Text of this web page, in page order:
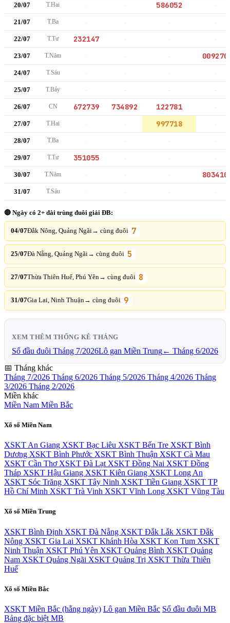
20/07 T.Hai - - 586052 -
21/07 T.Ba - - - -
22/07 T.Tư 232147 - - -
23/07 T.Năm - - - 009270
24/07 T.Sáu - - - -
25/07 T.Bảy - - - -
26/07 CN 672739 734892 122781 -
27/07 T.Hai - - 997718 -
28/07 T.Ba - - - -
29/07 T.Tư 351055 - - -
30/07 T.Năm - - - 803410
31/07 T.Sáu - - - -
🔴 Ngày có 2+ đài trùng đuôi giải ĐB:
04/07Đắk Nông, Quảng Ngãi→ cùng đuôi 7
25/07Đà Nẵng, Quảng Ngãi→ cùng đuôi 5
27/07Thừa Thiên Huế, Phú Yên→ cùng đuôi 8
31/07Gia Lai, Ninh Thuận→ cùng đuôi 9
XEM THÊM THỐNG KÊ THÁNG
Sổ đầu đuôi Tháng 7/2026Lô gan Miền Trung← Tháng 6/2026
📅 Tháng khác
Tháng 7/2026 Tháng 6/2026 Tháng 5/2026 Tháng 4/2026 Tháng
3/2026 Tháng 2/2026
Miền khác
Miền Nam Miền Bắc
Xổ số Miền Nam
XSKT An Giang XSKT Bạc Liêu XSKT Bến Tre XSKT Bình
Dương XSKT Bình Phước XSKT Bình Thuận XSKT Cà Mau
XSKT Cần Thơ XSKT Đà Lạt XSKT Đồng Nai XSKT Đồng
Tháp XSKT Hậu Giang XSKT Kiên Giang XSKT Long An
XSKT Sóc Trăng XSKT Tây Ninh XSKT Tiền Giang XSKT TP
Hồ Chí Minh XSKT Trà Vinh XSKT Vĩnh Long XSKT Vũng Tàu
Xổ số Miền Trung
XSKT Bình Định XSKT Đà Nẵng XSKT Đắk Lắk XSKT Đắk
Nông XSKT Gia Lai XSKT Khánh Hòa XSKT Kon Tum XSKT
Ninh Thuận XSKT Phú Yên XSKT Quảng Bình XSKT Quảng
Nam XSKT Quảng Ngãi XSKT Quảng Trị XSKT Thừa Thiên
Huế
Xổ số Miền Bắc
XSKT Miền Bắc (hằng ngày) Lô gan Miền Bắc Sổ đầu đuôi MB
Bảng đặc biệt MB